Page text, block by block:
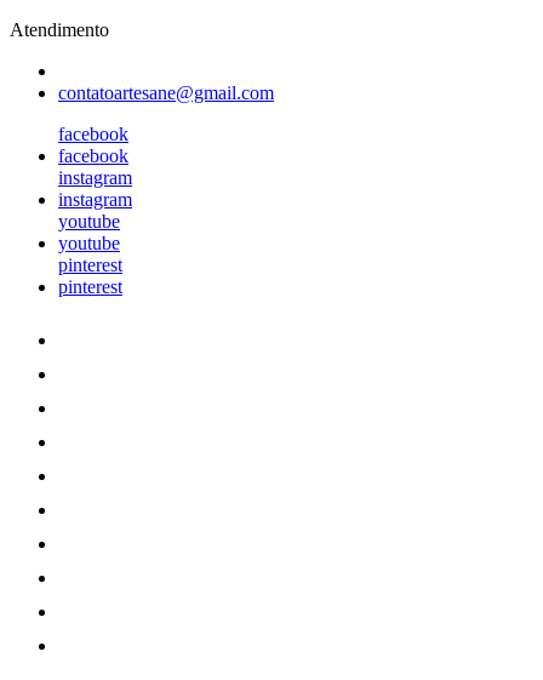
Atendimento
contatoartesane@gmail.com
facebook
facebook
instagram
instagram
youtube
youtube
pinterest
pinterest